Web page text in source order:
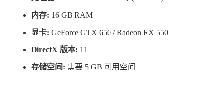
内存: 16 GB RAM
显卡: GeForce GTX 650 / Radeon RX 550
DirectX 版本: 11
存储空间: 需要 5 GB 可用空间